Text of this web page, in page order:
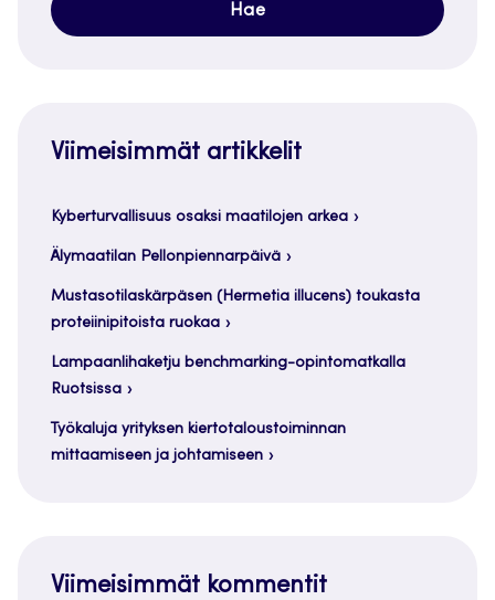
Viimeisimmät artikkelit
Kyberturvallisuus osaksi maatilojen arkea
Älymaatilan Pellonpiennarpäivä
Mustasotilaskärpäsen (Hermetia illucens) toukasta
proteiinipitoista ruokaa
Lampaanlihaketju benchmarking-opintomatkalla
Ruotsissa
Työkaluja yrityksen kiertotaloustoiminnan
mittaamiseen ja johtamiseen
Viimeisimmät kommentit